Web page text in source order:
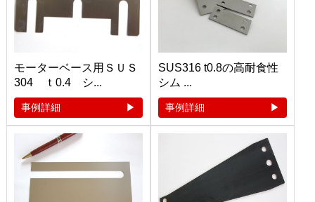
モーターベース用ＳＵＳ
304 ｔ0.4 シ...
事例詳細
SUS316 t0.8の高耐食性
シム ...
事例詳細